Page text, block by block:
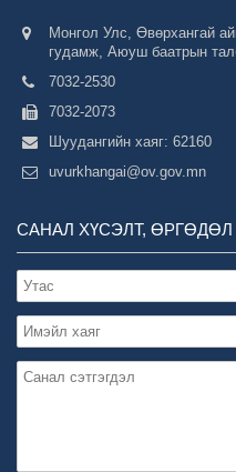
Монгол Улс, Өвөрхангай
гудамж, Аюуш баатрын
7032-2530
7032-2073
Шуудангийн хаяг: 62160
uvurkhangai@ov.gov.mn
САНАЛ ХҮСЭЛТ,